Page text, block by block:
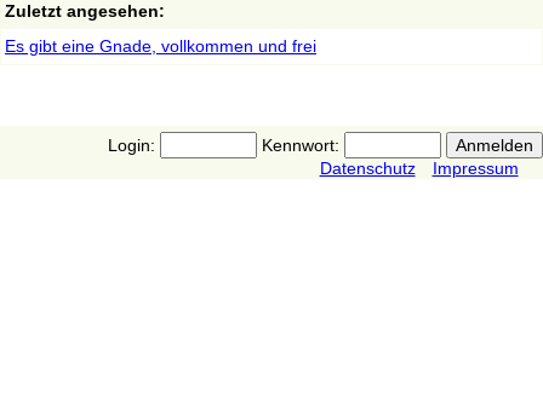
Zuletzt angesehen:
Es gibt eine Gnade, vollkommen und frei
Login:
Kennwort:
Datenschutz
Impressum